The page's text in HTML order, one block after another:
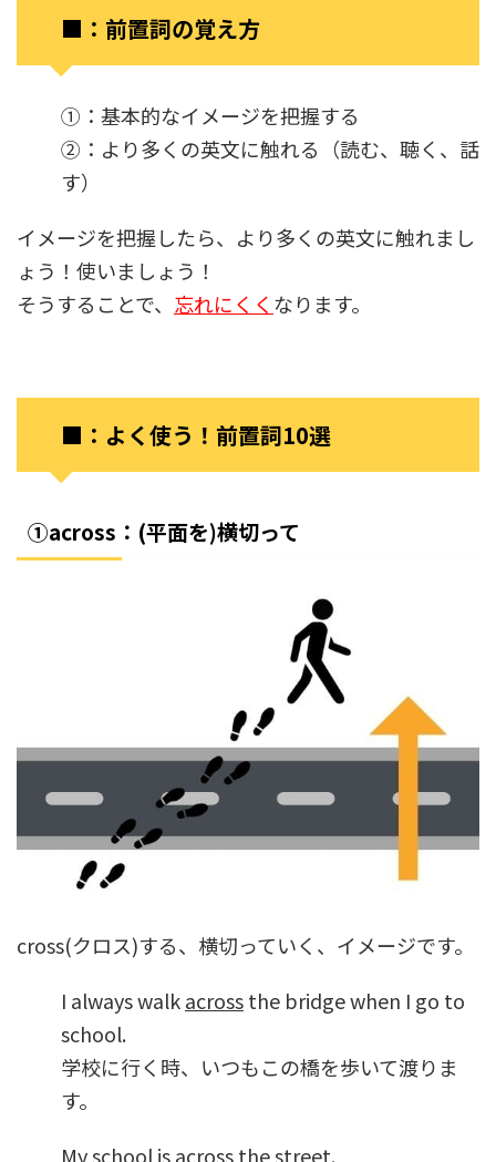
■：前置詞の覚え方
①：基本的なイメージを把握する
②：より多くの英文に触れる（読む、聴く、話
す）
イメージを把握したら、より多くの英文に触れまし
ょう！使いましょう！
そうすることで、 忘れにくく なります。
■：よく使う！前置詞10選
①across：(平面を)横切って
cross(クロス)する、横切っていく、イメージです。
I always walkacrossthe bridge when I go to
school.
学校に行く時、いつもこの橋を歩いて渡りま
す。
My school isacrossthe street.